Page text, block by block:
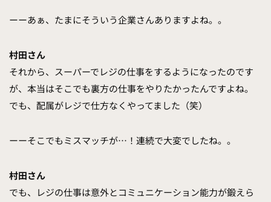
ーーあぁ、たまにそういう企業さんありますよね。。
村田さん
それから、スーパーでレジの仕事をするようになったのです
が、本当はそこでも裏方の仕事をやりたかったんですよね。
でも、配属がレジで仕方なくやってました（笑）
ーーそこでもミスマッチが…！連続で大変でしたね。。
村田さん
でも、レジの仕事は意外とコミュニケーション能力が鍛えら